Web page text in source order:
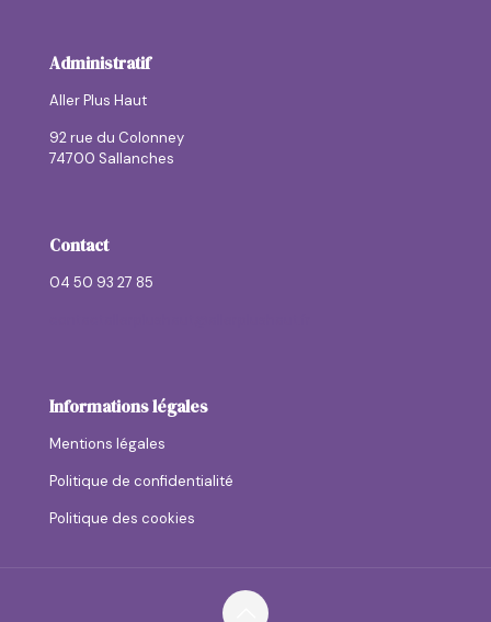
Administratif
Aller Plus Haut
92 rue du Colonney
74700 Sallanches
Contact
04 50 93 27 85
Informations légales
Mentions légales
Politique de confidentialité
Politique des cookies